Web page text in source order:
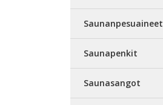
Saunanpesuaineet
Saunapenkit
Saunasangot